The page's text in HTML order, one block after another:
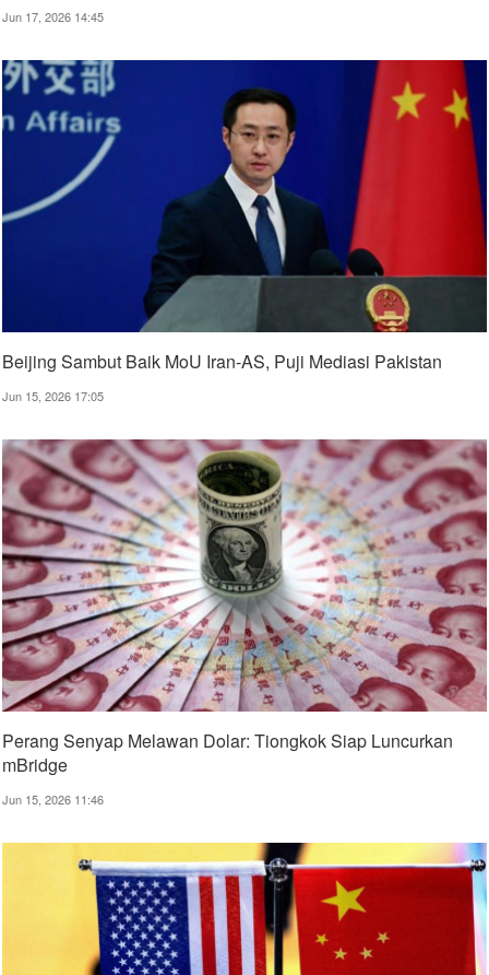
Jun 17, 2026 14:45
Beijing Sambut Baik MoU Iran-AS, Puji Mediasi Pakistan
Jun 15, 2026 17:05
Perang Senyap Melawan Dolar: Tiongkok Siap Luncurkan
mBridge
Jun 15, 2026 11:46